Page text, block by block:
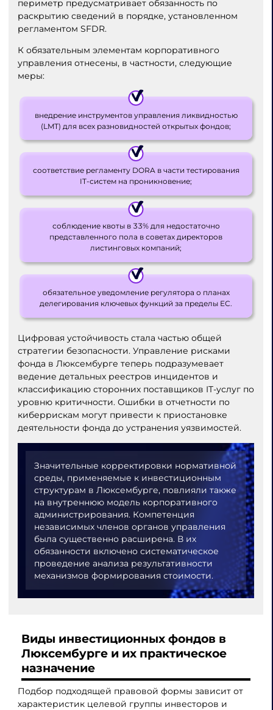
периметр предусматривает обязанность по
раскрытию сведений в порядке, установленном
регламентом SFDR.
К обязательным элементам корпоративного
управления отнесены, в частности, следующие
меры:
внедрение инструментов управления ликвидностью
(LMT) для всех разновидностей открытых фондов;
соответствие регламенту DORA в части тестирования
IT-систем на проникновение;
соблюдение квоты в 33% для недостаточно
представленного пола в советах директоров
листинговых компаний;
обязательное уведомление регулятора о планах
делегирования ключевых функций за пределы ЕС.
Цифровая устойчивость стала частью общей
стратегии безопасности. Управление рисками
фонда в Люксембурге теперь подразумевает
ведение детальных реестров инцидентов и
классификацию сторонних поставщиков IT-услуг по
уровню критичности. Ошибки в отчетности по
киберрискам могут привести к приостановке
деятельности фонда до устранения уязвимостей.
Значительные корректировки нормативной
среды, применяемые к инвестиционным
структурам в Люксембурге, повлияли также
на внутреннюю модель корпоративного
администрирования. Компетенция
независимых членов органов управления
была существенно расширена. В их
обязанности включено систематическое
проведение анализа результативности
механизмов формирования стоимости.
Виды инвестиционных фондов в
Люксембурге и их практическое
назначение
Подбор подходящей правовой формы зависит от
характеристик целевой группы инвесторов и